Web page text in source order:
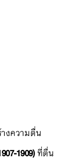
ความตื่น
1909)ที่ตื่น